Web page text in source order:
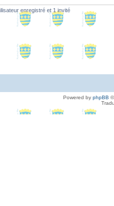
enregistré et 1 invité
Powered by phpBB